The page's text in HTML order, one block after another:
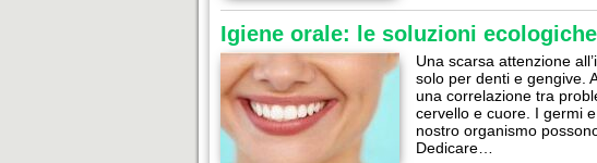
Igiene orale: le soluzioni ecologiche
Una scarsa attenzione
solo per denti e gengive.
una correlazione tra
cervello e cuore. I germi
nostro organismo
Dedicare…